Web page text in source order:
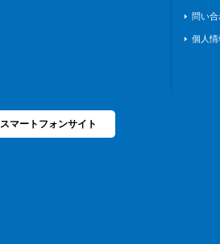
問い合
個人
スマートフォンサイト